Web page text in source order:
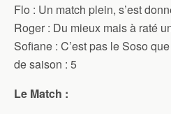
Flo : Un match plein, s’est
Roger : Du mieux mais à raté
Sofiane : C’est pas le Soso
de saison : 5
Le Match :